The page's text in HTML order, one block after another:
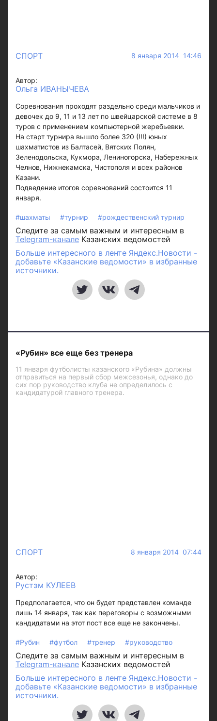
СПОРТ 8 января 2014 14:46
Автор:
Ольга ИВАНЫЧЕВА
Соревнования проходят раздельно среди мальчиков и
девочек до 9, 11 и 13 лет по швейцарской системе в 8
туров с применением компьютерной жеребьевки.
На старт турнира вышло более 320 (!!!) юных
шахматистов из Балтасей, Вятских Полян,
Зеленодольска, Кукмора, Лениногорска, Набережных
Челнов, Нижнекамска, Чистополя и всех районов
Казани.
Подведение итогов соревнований состоится 11
января.
#шахматы #турнир #рождественский турнир
Следите за самым важным и интересным в
Telegram-канале Казанских ведомостей
Больше интересного в ленте Яндекс.Новости -
добавьте «Казанские ведомости» в избранные
источники.
«Рубин» все еще без тренера
11 января футболисты казанского «Рубина» должны
отправиться на первый сбор межсезонья, однако до
сих пор руководство клуба не определилось с
кандидатурой главного тренера.
СПОРТ 8 января 2014 07:44
Автор:
Рустэм КУЛЕЕВ
Предполагается, что он будет представлен команде
лишь 14 января, так как переговоры с возможными
кандидатами на этот пост все еще не закончены.
#Рубин #футбол #тренер #руководство
Следите за самым важным и интересным в
Telegram-канале Казанских ведомостей
Больше интересного в ленте Яндекс.Новости -
добавьте «Казанские ведомости» в избранные
источники.